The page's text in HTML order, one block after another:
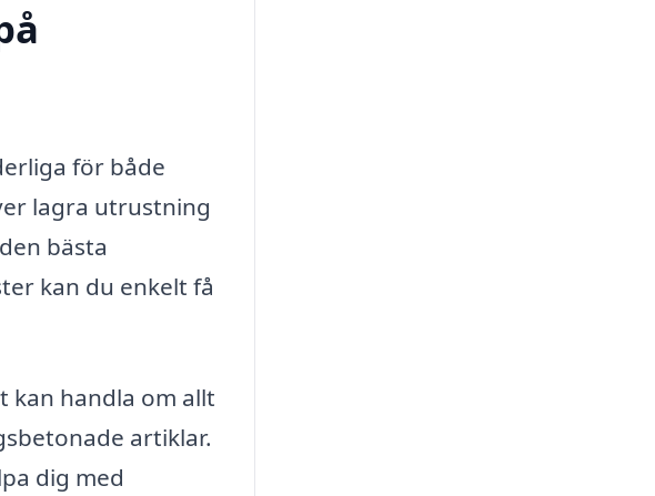
för både
lagra utrustning
bästa
kan du enkelt få
kan handla om allt
artiklar.
dig med